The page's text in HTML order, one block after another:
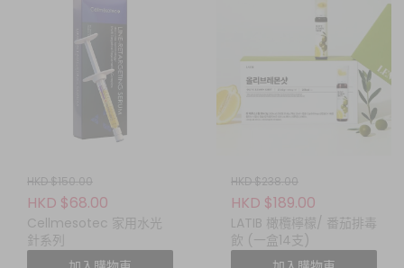
HKD $150.00
HKD $68.00
Cellmesotec 家用水光
針系列
HKD $238.00
HKD $189.00
LATIB 橄欖檸檬/ 番茄排毒
飲 (一盒14支)